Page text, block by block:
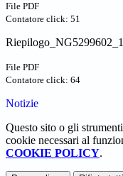
File PDF
Contatore click: 51
File PDF
Contatore click: 64
Notizie
Questo sito o gli
cookie necessari al
COOKIE POLICY.